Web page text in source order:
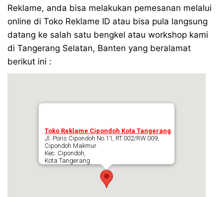
Reklame, anda bisa melakukan pemesanan melalui
online di Toko Reklame ID atau bisa pula langsung
datang ke salah satu bengkel atau workshop kami
di Tangerang Selatan, Banten yang beralamat
berikut ini :
Toko Reklame Cipondoh Kota Tangerang
Jl. Poris Cipondoh No.11, RT.002/RW.009,
Cipondoh Makmur
Kec. Cipondoh,
Kota Tangerang